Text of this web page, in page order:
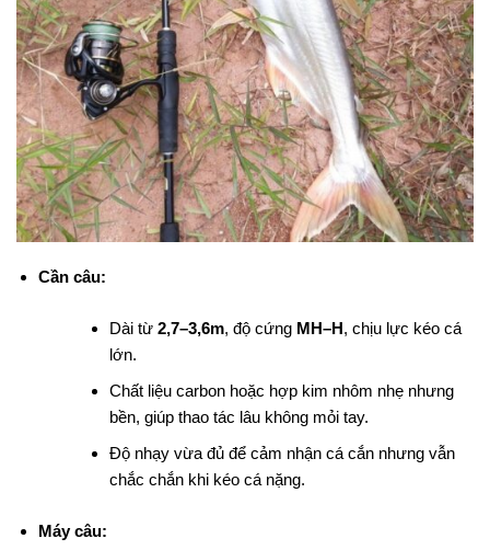
Cần câu:
Dài từ2,7–3,6m, độ cứng MH–H, chịu lực kéo cá
lớn.
Chất liệu carbon hoặc hợp kim nhôm nhẹ nhưng
bền, giúp thao tác lâu không mỏi tay.
Độ nhạy vừa đủ để cảm nhận cá cắn nhưng vẫn
chắc chắn khi kéo cá nặng.
Máy câu: